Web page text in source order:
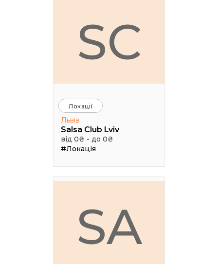
SC
Локації
Львів
Salsa Club Lviv
від 0₴ - до 0₴
#Локація
SA